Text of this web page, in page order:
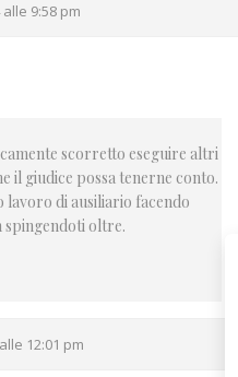
9:58 pm
scorretto eseguire altri
il giudice possa tenerne conto.
lavoro di ausiliario facendo
oltre.
12:01 pm